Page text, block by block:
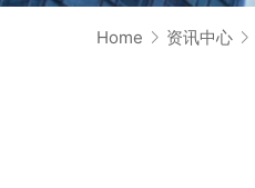
Home 资讯中心